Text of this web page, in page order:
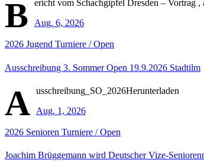
B
ericht vom Schachgipfel Dresden – Vortrag ,
Aug. 6, 2026
2026 Jugend Turniere / Open
Ausschreibung 3. Sommer Open 19.9.2026 Stadtilm
A usschreibung_SO_2026Herunterladen
Aug. 1, 2026
2026 Senioren Turniere / Open
Joachim Brüggemann wird Deutscher Vize-